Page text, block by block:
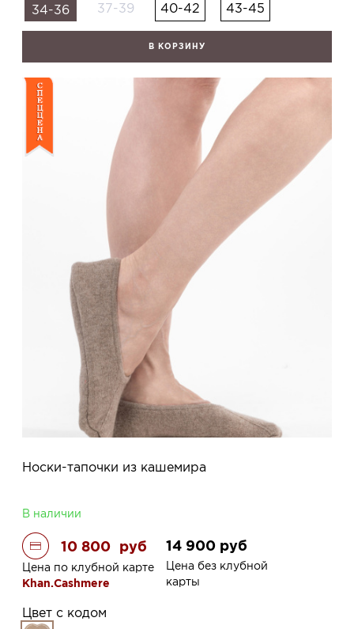
34-36
37-39 40-42 43-45
В КОРЗИНУ
Носки-тапочки из кашемира
В наличии
10 800 руб
Цена по клубной карте
Khan.Cashmere
14 900 руб
Цена без клубной
карты
Цвет с кодом